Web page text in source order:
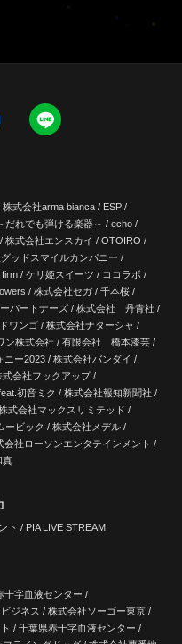
株式会社arma bianca/ ESP/
だれでも弾ける楽器～ / echo /
/ 株式会社エンスカイ / OTOIRO /
ッドスマイルカンパニー /
/ ケリ姫スイーツ / ココラボ /
/ 株式会社セガ/ 千本桜/
パートナーズ / 株式会社 丹青社 /
ワンゴ / 株式会社ナターシャ /
ン株式会社 / 有限会社 橋本漆芸/
ニー2023/ 株式会社バンダイ /
式会社フックアップ/
初音ミク / 株式会社報知新聞社 /
式会社マックスリミテッド /
ービック / 株式会社メデル/
会社ローソンエンタテインメント /
真
ト / PIA LIVE STREAM
十字血液センター /
ジネス / 株式会社ソーゴー東京 /
/ 千葉県赤十字血液センター /